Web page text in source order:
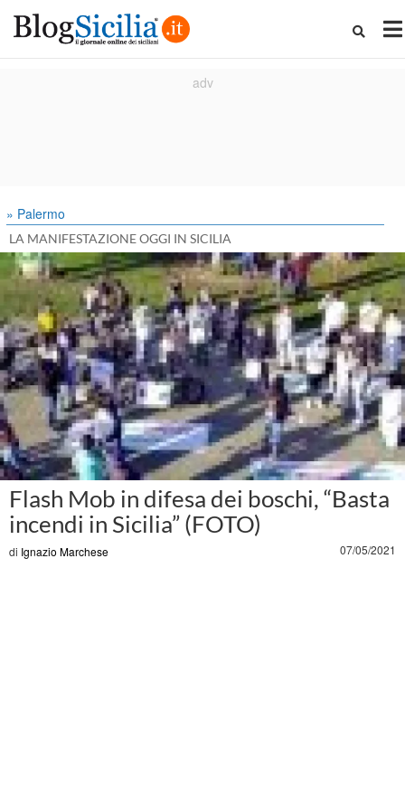
» Palermo
LA MANIFESTAZIONE OGGI IN SICILIA
Flash Mob in difesa dei boschi, “Basta
incendi in Sicilia” (FOTO)
di Ignazio Marchese 07/05/2021